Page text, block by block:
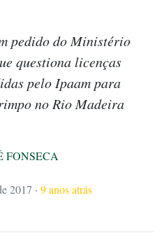
pedido do Ministério
questiona licenças
pelo Ipaam para
no Rio Madeira
FONSECA
2017 · 9 anos atrás